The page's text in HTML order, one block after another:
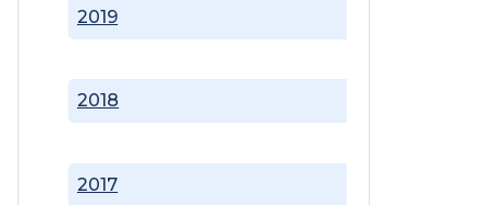
2017
2018
2019